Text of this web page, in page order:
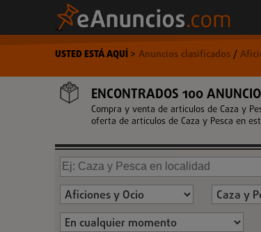
USTED ESTÁ AQUÍ> Anuncios clasificados/
ENCONTRADOS 100
Compra y venta de articulos de Caza y
oferta de articulos de Caza y Pesca en